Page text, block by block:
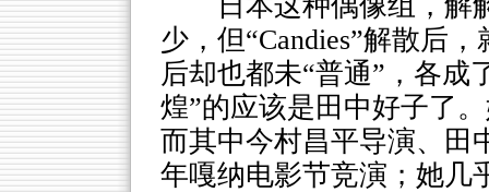
少，但“Candies”解散后
后却也都未“普通”，各成
煌”的应该是田中好子了
而其中今村昌平导演、田
年嘎纳电影节竞演；她几